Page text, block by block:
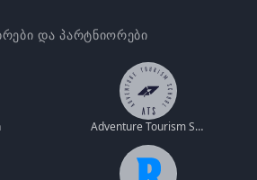
ᲓᲐ ᲞᲐᲠᲢᲜᲘᲝᲠᲔᲑᲘ
Adventure Tourism School